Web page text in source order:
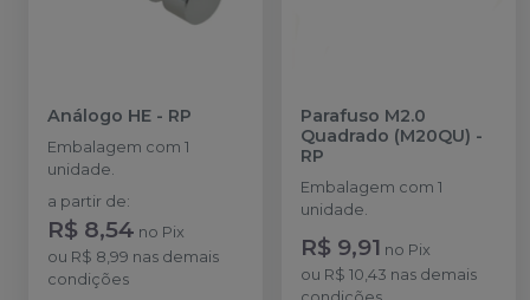
Análogo HE - RP
Embalagem com 1
unidade.
a partir de:
R$ 8,54 no Pix
ou R$ 8,99 nas demais
condições
Parafuso M2.0
Quadrado (M20QU) -
RP
Embalagem com 1
unidade.
R$ 9,91 no Pix
ou R$ 10,43 nas demais